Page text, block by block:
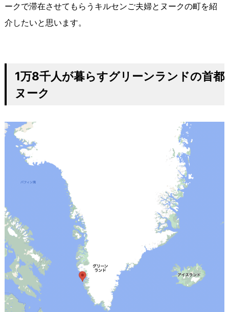
ークで滞在させてもらうキルセンご夫婦とヌークの町を紹
介したいと思います。
1万8千人が暮らすグリーンランドの首都
ヌーク